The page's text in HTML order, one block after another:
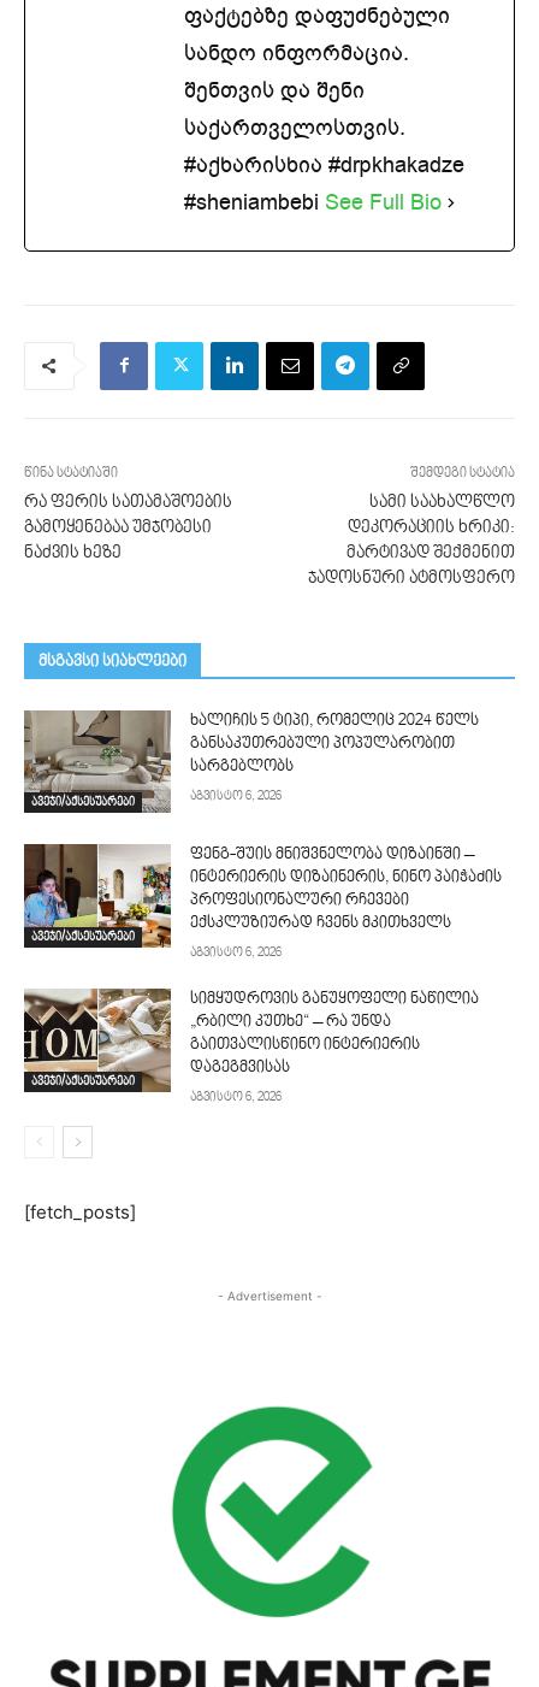
ფაქტებზე დაფუძნებული
სანდო ინფორმაცია.
შენთვის და შენი
საქართველოსთვის.
#აქხარისხია #drpkhakadze
#sheniambebi See Full Bio
წინა სტატიაში
რა ფერის სათამაშოების
გამოყენებაა უმჯობესი
ნაძვის ხეზე
შემდეგი სტატია
სამი საახალწლო
დეკორაციის ხრიკი:
მარტივად შექმენით
ჯადოსნური ატმოსფერო
მსგავსი სიახლეები
ავეჯი/აქსესუარები
ხალიჩის 5 ტიპი, რომელიც 2024 წელს
განსაკუთრებული პოპულარობით
სარგებლობს
აგვისტო 6, 2026
ავეჯი/აქსესუარები
ფენგ-შუის მნიშვნელობა დიზაინში –
ინტერიერის დიზაინერის, ნინო პაიჭაძის
პროფესიონალური რჩევები
ექსკლუზიურად ჩვენს მკითხველს
აგვისტო 6, 2026
ავეჯი/აქსესუარები
სიმყუდროვის განუყოფელი ნაწილია
„რბილი კუთხე“ – რა უნდა
გაითვალისწინო ინტერიერის
დაგეგმვისას
აგვისტო 6, 2026
[fetch_posts]
- Advertisement -